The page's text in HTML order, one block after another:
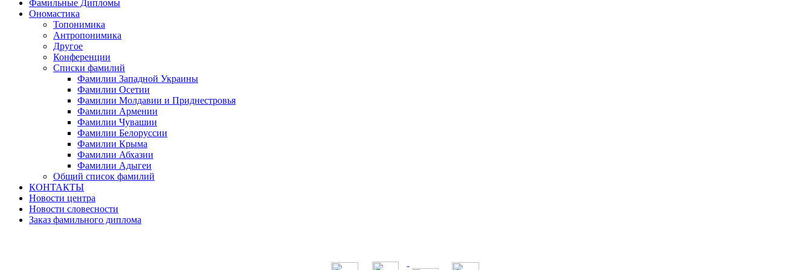
Фамильные Дипломы
Ономастика
Топонимика
Антропонимика
Другое
Конференции
Списки фамилий
Фамилии Западной Украины
Фамилии Осетии
Фамилии Молдавии и Приднестровья
Фамилии Армении
Фамилии Чувашии
Фамилии Белоруссии
Фамилии Крыма
Фамилии Абхазии
Фамилии Адыгеи
Общий список фамилий
КОНТАКТЫ
Новости центра
Новости словесности
Заказ фамильного диплома